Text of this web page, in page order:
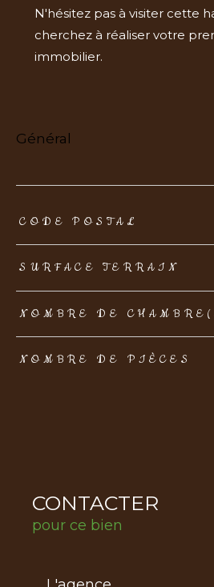
N'hésitez pas à visiter cette
cherchez à réaliser votre
immobilier.
général
TRAD_ZEPHYR_Caracteristique
CODE POSTAL
SURFACE TERRAIN
NOMBRE DE
NOMBRE DE PIÈCES
CONTACTER
pour ce bien